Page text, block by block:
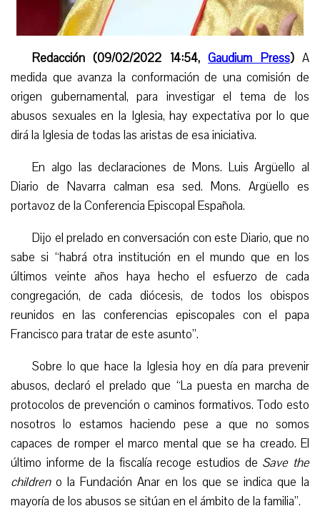
Redacción (09/02/2022 14:54,Gaudium Press) A
medida que avanza la conformación de una comisión de
origen gubernamental, para investigar el tema de los
abusos sexuales en la Iglesia, hay expectativa por lo que
dirá la Iglesia de todas las aristas de esa iniciativa.
En algo las declaraciones de Mons. Luis Argüello al
Diario de Navarra calman esa sed. Mons. Argüello es
portavoz de la Conferencia Episcopal Española.
Dijo el prelado en conversación con este Diario, que no
sabe si “habrá otra institución en el mundo que en los
últimos veinte años haya hecho el esfuerzo de cada
congregación, de cada diócesis, de todos los obispos
reunidos en las conferencias episcopales con el papa
Francisco para tratar de este asunto”.
Sobre lo que hace la Iglesia hoy en día para prevenir
abusos, declaró el prelado que “La puesta en marcha de
protocolos de prevención o caminos formativos. Todo esto
nosotros lo estamos haciendo pese a que no somos
capaces de romper el marco mental que se ha creado. El
último informe de la fiscalía recoge estudios de Save the
childreno la Fundación Anar en los que se indica que la
mayoría de los abusos se sitúan en el ámbito de la familia”.